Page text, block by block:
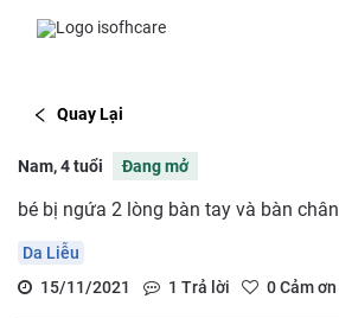
Quay Lại
Nam, 4 tuổi Đang mở
bé bị ngứa 2 lòng bàn tay và bàn chân
Da Liễu
15/11/2021
1 Trả lời 0Cảm ơn